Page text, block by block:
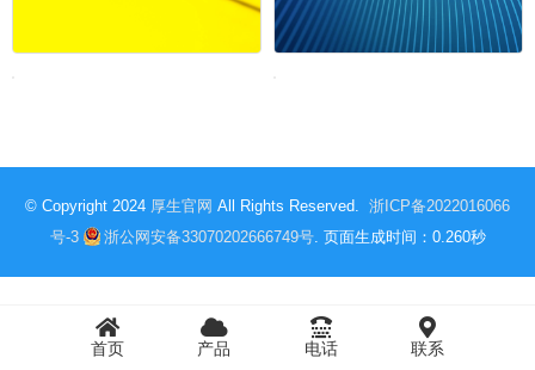
© Copyright 2024 厚生官网 All Rights Reserved. 浙ICP备2022016066
号-3
浙公网安备33070202666749号. 页面生成时间：0.260秒
首页 产品 电话 联系